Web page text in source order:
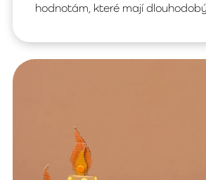
hodnotám, které mají